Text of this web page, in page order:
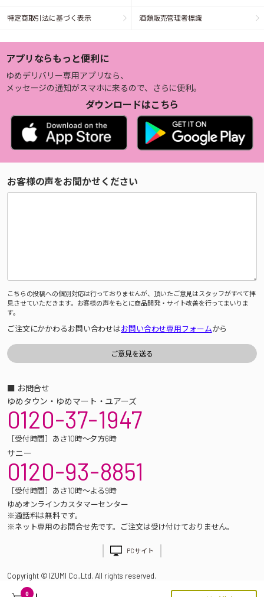
0
特定商取引法に基づく表示 酒類販売管理者標識
アプリならもっと便利に
ゆめデリバリー専用アプリなら、
メッセージの通知がスマホに来るので、さらに便利。
ダウンロードはこちら
お客様の声をお聞かせください
こちらの投稿への個別対応は行っておりませんが、頂いたご意見はスタッフがすべて拝
見させていただきます。お客様の声をもとに商品開発・サイト改善を行ってまいりま
す。
ご注文にかかわるお問い合わせはお問い合わせ専用フォームから
■ お問合せ
ゆめタウン・ゆめマート・ユアーズ
0120-37-1947
［受付時間］あさ10時～夕方6時
サニー
0120-93-8851
［受付時間］あさ10時～よる9時
ゆめオンラインカスタマーセンター
※通話料は無料です。
※ネット専用のお問合せ先です。ご注文は受け付けておりません。
PCサイト
Copyright © IZUMI Co.,Ltd. All rights reserved.